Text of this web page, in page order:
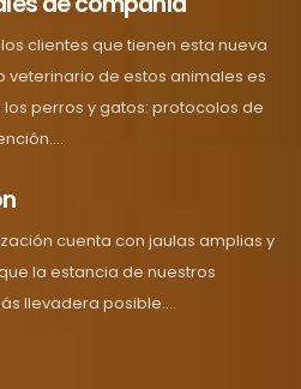
clientes que tienen esta nueva
veterinario de estos animales es
perros y gatos: protocolos de
cuenta con jaulas amplias y
la estancia de nuestros
llevadera posible....